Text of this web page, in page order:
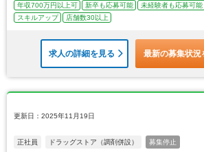
年収700万円以上可 新卒も応募可能 未経験者も応募可能
スキルアップ
店舗数30以上
求人の詳細を見る 最新の募集状況
更新日：2025年11月19日
正社員 ドラッグストア（調剤併設） 募集停止